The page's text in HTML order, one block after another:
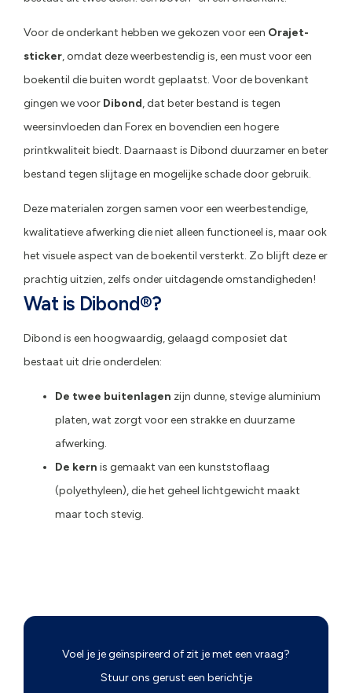
Voor de onderkant hebben we gekozen voor een Orajet-
sticker, omdat deze weerbestendig is, een must voor een
boekentil die buiten wordt geplaatst. Voor de bovenkant
gingen we voor Dibond, dat beter bestand is tegen
weersinvloeden dan Forex en bovendien een hogere
printkwaliteit biedt. Daarnaast is Dibond duurzamer en beter
bestand tegen slijtage en mogelijke schade door gebruik.
Deze materialen zorgen samen voor een weerbestendige,
kwalitatieve afwerking die niet alleen functioneel is, maar ook
het visuele aspect van de boekentil versterkt. Zo blijft deze er
prachtig uitzien, zelfs onder uitdagende omstandigheden!
Wat is Dibond®?
Dibond is een hoogwaardig, gelaagd composiet dat
bestaat uit drie onderdelen:
De twee buitenlagen zijn dunne, stevige aluminium
platen, wat zorgt voor een strakke en duurzame
afwerking.
De kern is gemaakt van een kunststoflaag
(polyethyleen), die het geheel lichtgewicht maakt
maar toch stevig.
Voel je je geïnspireerd of zit je met een vraag?
Stuur ons gerust een berichtje